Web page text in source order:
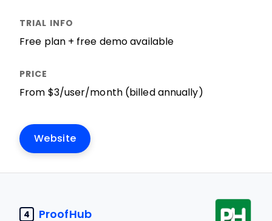
Free plan + free demo available
From $3/user/month (billed annually)
Website
4 ProofHub